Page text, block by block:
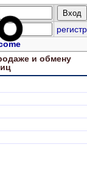
регистр
и обмену